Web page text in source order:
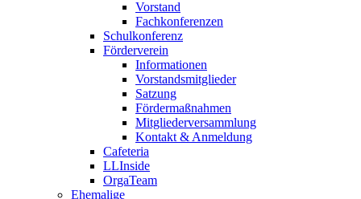
Vorstand
Fachkonferenzen
Schulkonferenz
Förderverein
Informationen
Vorstandsmitglieder
Satzung
Fördermaßnahmen
Mitgliederversammlung
Kontakt & Anmeldung
Cafeteria
LLInside
OrgaTeam
Ehemalige